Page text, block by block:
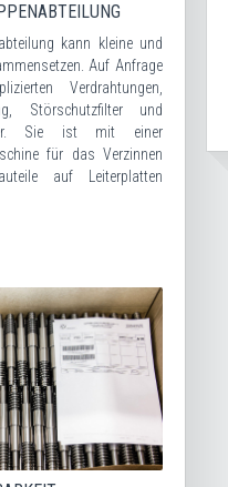
kann kleine und
Auf Anfrage
Verdrahtungen,
Störschutzfilter und
Sie ist mit einer
für das Verzinnen
auf Leiterplatten